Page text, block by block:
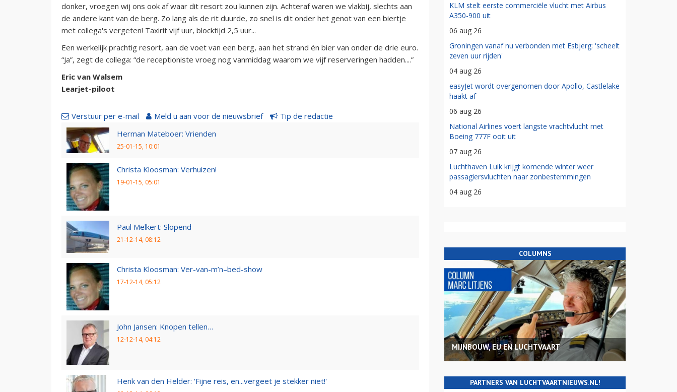
donker, vroegen wij ons ook af waar dit resort zou kunnen zijn. Achteraf waren we vlakbij, slechts aan
de andere kant van de berg. Zo lang als de rit duurde, zo snel is dit onder het genot van een biertje
met collega's vergeten! Taxirit vijf uur, blocktijd 2,5 uur...
Een werkelijk prachtig resort, aan de voet van een berg, aan het strand én bier van onder de drie euro.
“Ja”, zegt de collega: “de receptioniste vroeg nog vanmiddag waarom we vijf reserveringen hadden....”
Eric van Walsem
Learjet-piloot
Verstuur per e-mail Meld u aan voor de nieuwsbrief
Tip de redactie
Herman Mateboer: Vrienden
25-01-15, 10:01
Christa Kloosman: Verhuizen!
19-01-15, 05:01
Paul Melkert: Slopend
21-12-14, 08:12
Christa Kloosman: Ver-van-m’n–bed-show
17-12-14, 05:12
John Jansen: Knopen tellen…
12-12-14, 04:12
Henk van den Helder: 'Fijne reis, en...vergeet je stekker niet!'
KLM stelt eerste commerciële vlucht met Airbus
A350-900 uit
06 aug 26
Groningen vanaf nu verbonden met Esbjerg: 'scheelt
zeven uur rijden'
04 aug 26
easyJet wordt overgenomen door Apollo, Castlelake
haakt af
06 aug 26
National Airlines voert langste vrachtvlucht met
Boeing 777F ooit uit
07 aug 26
Luchthaven Luik krijgt komende winter weer
passagiersvluchten naar zonbestemmingen
04 aug 26
COLUMNS
MIJNBOUW, EU EN LUCHTVAART
PARTNERS VAN LUCHTVAARTNIEUWS.NL!